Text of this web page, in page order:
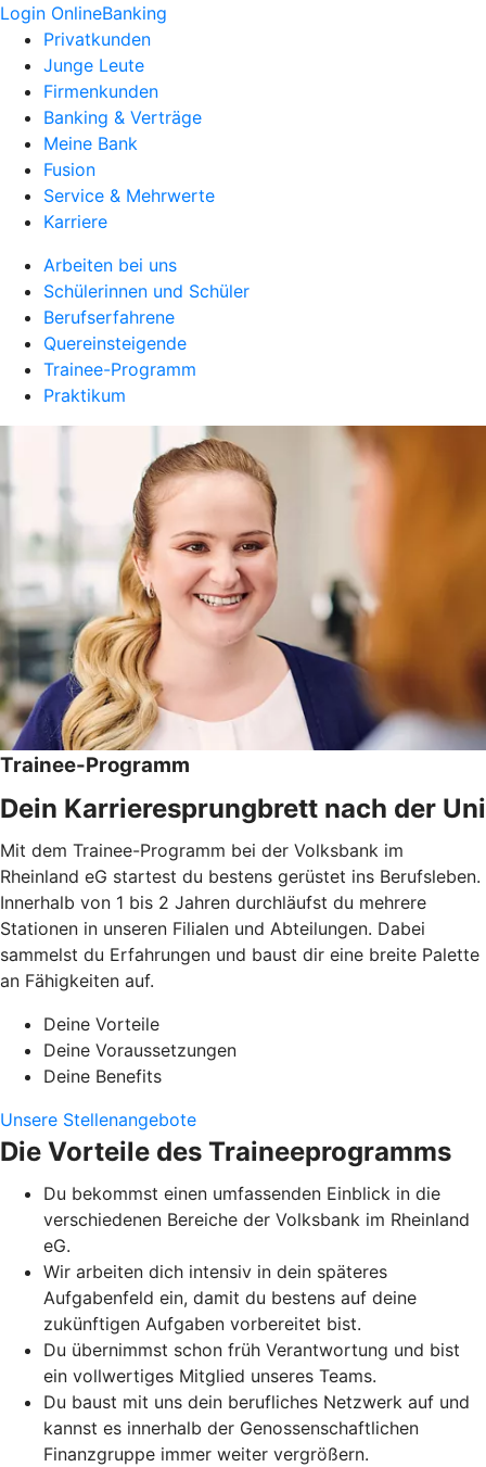
Login OnlineBanking
Privatkunden
Junge Leute
Firmenkunden
Banking & Verträge
Meine Bank
Fusion
Service & Mehrwerte
Karriere
Arbeiten bei uns
Schülerinnen und Schüler
Berufserfahrene
Quereinsteigende
Trainee-Programm
Praktikum
Trainee-Programm
Dein Karrieresprungbrett nach der Uni
Mit dem Trainee-Programm bei der Volksbank im
Rheinland eG startest du bestens gerüstet ins Berufsleben.
Innerhalb von 1 bis 2 Jahren durchläufst du mehrere
Stationen in unseren Filialen und Abteilungen. Dabei
sammelst du Erfahrungen und baust dir eine breite Palette
an Fähigkeiten auf.
Deine Vorteile
Deine Voraussetzungen
Deine Benefits
Unsere Stellenangebote
Die Vorteile des Traineeprogramms
Du bekommst einen umfassenden Einblick in die
verschiedenen Bereiche der Volksbank im Rheinland
eG.
Wir arbeiten dich intensiv in dein späteres
Aufgabenfeld ein, damit du bestens auf deine
zukünftigen Aufgaben vorbereitet bist.
Du übernimmst schon früh Verantwortung und bist
ein vollwertiges Mitglied unseres Teams.
Du baust mit uns dein berufliches Netzwerk auf und
kannst es innerhalb der Genossenschaftlichen
Finanzgruppe immer weiter vergrößern.